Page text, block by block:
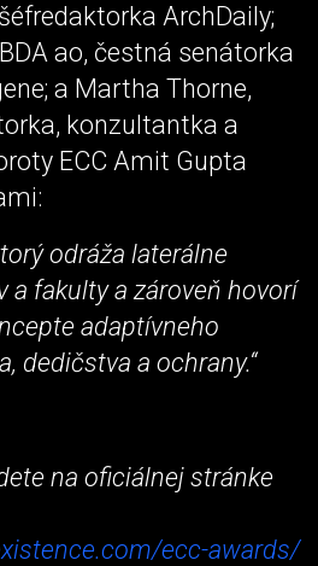
ArchDaily;
ao, čestná senátorka
a Martha Thorne,
konzultantka a
ECC Amit Gupta
odráža laterálne
a fakulty a zároveň hovorí
adaptívneho
dedičstva a ochrany.“
na oficiálnej stránke
ecc-awards/